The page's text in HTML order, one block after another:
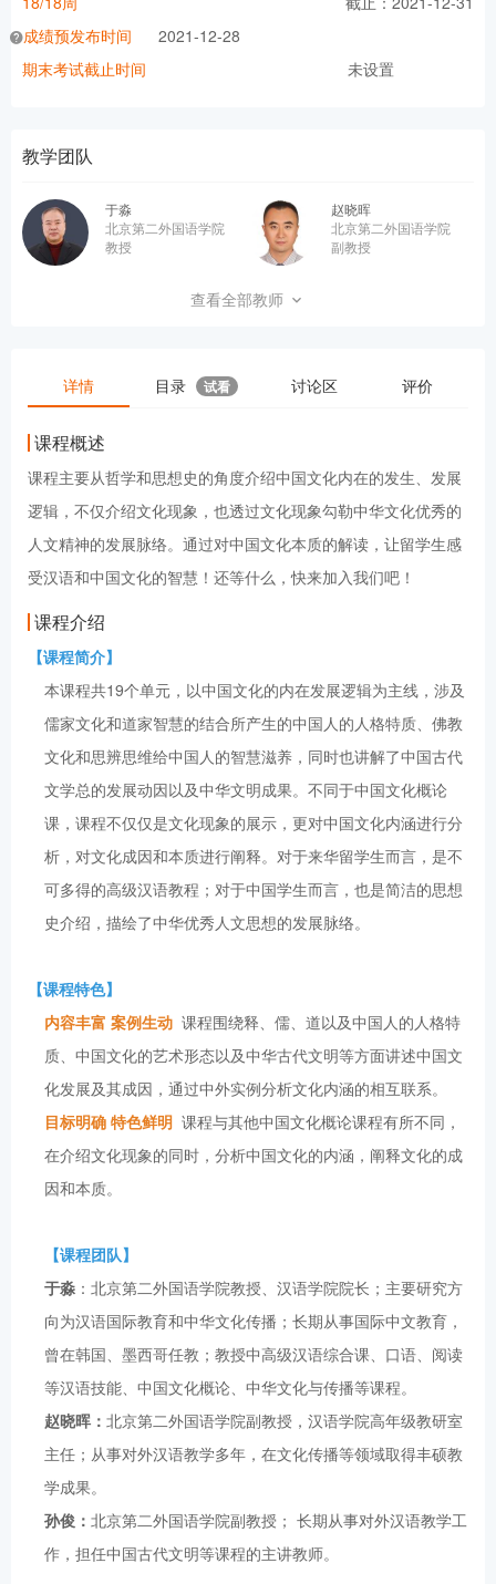
成绩预发布时间
2021-12-28
期末考试截止时间
未设置
教学团队
于淼
北京第二外国语学院
教授
赵晓晖
北京第二外国语学院
副教授
查看全部教师
详情 目录 试看 讨论区 评价
课程概述
课程主要从哲学和思想史的角度介绍中国文化内在的发生、发展
逻辑，不仅介绍文化现象，也透过文化现象勾勒中华文化优秀的
人文精神的发展脉络。通过对中国文化本质的解读，让留学生感
受汉语和中国文化的智慧！还等什么，快来加入我们吧！
课程介绍
【课程简介】
本课程共19个单元，以中国文化的内在发展逻辑为主线，涉及
儒家文化和道家智慧的结合所产生的中国人的人格特质、佛教
文化和思辨思维给中国人的智慧滋养，同时也讲解了中国古代
文学总的发展动因以及中华文明成果。不同于中国文化概论
课，课程不仅仅是文化现象的展示，更对中国文化内涵进行分
析，对文化成因和本质进行阐释。对于来华留学生而言，是不
可多得的高级汉语教程；对于中国学生而言，也是简洁的思想
史介绍，描绘了中华优秀人文思想的发展脉络。
【课程特色】
内容丰富 案例生动 课程围绕释、儒、道以及中国人的人格特
质、中国文化的艺术形态以及中华古代文明等方面讲述中国文
化发展及其成因，通过中外实例分析文化内涵的相互联系。
目标明确 特色鲜明 课程与其他中国文化概论课程有所不同，
在介绍文化现象的同时，分析中国文化的内涵，阐释文化的成
因和本质。
【课程团队】
于淼 ：北京第二外国语学院教授、汉语学院院长；主要研究方
向为汉语国际教育和中华文化传播；长期从事国际中文教育，
曾在韩国、墨西哥任教；教授中高级汉语综合课、口语、阅读
等汉语技能、中国文化概论、中华文化与传播等课程。
赵晓晖： 北京第二外国语学院副教授，汉语学院高年级教研室
主任；从事对外汉语教学多年，在文化传播等领域取得丰硕教
学成果。
孙俊： 北京第二外国语学院副教授； 长期从事对外汉语教学工
作，担任中国古代文明等课程的主讲教师。